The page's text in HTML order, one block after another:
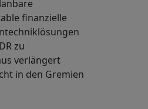
finanzielle
zu
verlängert
in den Gremien